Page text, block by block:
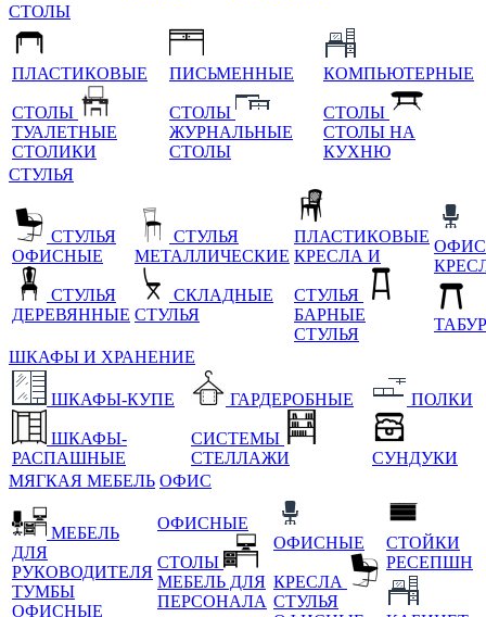
СТОЛЫ
ПЛАСТИКОВЫЕ
СТОЛЫ
ТУАЛЕТНЫЕ
СТОЛИКИ
ПИСЬМЕННЫЕ
СТОЛЫ
ЖУРНАЛЬНЫЕ
СТОЛЫ
КОМПЬЮТЕРНЫЕ
СТОЛЫ
СТОЛЫ НА
КУХНЮ
СТУЛЬЯ
СТУЛЬЯ
ОФИСНЫЕ
СТУЛЬЯ
ДЕРЕВЯННЫЕ
СТУЛЬЯ
МЕТАЛЛИЧЕСКИЕ
СКЛАДНЫЕ
СТУЛЬЯ
ПЛАСТИКОВЫЕ
КРЕСЛА И
СТУЛЬЯ
БАРНЫЕ
СТУЛЬЯ
ШКАФЫ И ХРАНЕНИЕ
ШКАФЫ-КУПЕ
ШКАФЫ-
РАСПАШНЫЕ
ГАРДЕРОБНЫЕ
СИСТЕМЫ
СТЕЛЛАЖИ
ПОЛКИ
СУНДУКИ
МЯГКАЯ МЕБЕЛЬ ОФИС
МЕБЕЛЬ
ДЛЯ
РУКОВОДИТЕЛЯ
ТУМБЫ
ОФИСНЫЕ
ОФИСНЫЕ
СТОЛЫ
МЕБЕЛЬ ДЛЯ
ПЕРСОНАЛА
ОФИСНЫЕ
КРЕСЛА
СТУЛЬЯ
СТОЙКИ
РЕСЕПШН